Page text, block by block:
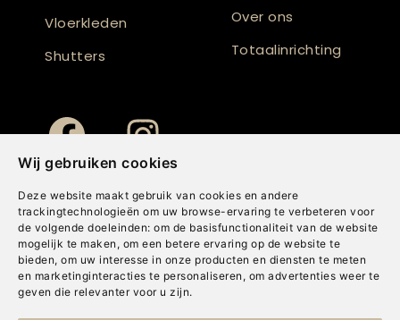
Wij gebruiken cookies
Deze website maakt gebruik van cookies en andere
trackingtechnologieën om uw browse-ervaring te verbeteren voor
de volgende doeleinden: om de basisfunctionaliteit van de website
mogelijk te maken , om een betere ervaring op de website te
bieden, om uw interesse in onze producten en diensten te meten
en marketinginteracties te personaliseren , om advertenties weer te
geven die relevanter voor u zijn.
Vloerkleden
Shutters
Over ons
Totaalinrichting